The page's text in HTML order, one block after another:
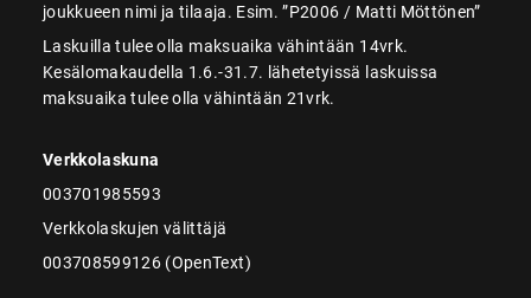
joukkueen nimi ja tilaaja. Esim. ”P2006 / Matti Möttönen”
Laskuilla tulee olla maksuaika vähintään 14vrk.
Kesälomakaudella 1.6.-31.7. lähetetyissä laskuissa
maksuaika tulee olla vähintään 21vrk.
Verkkolaskuna
003701985593
Verkkolaskujen välittäjä
003708599126 (OpenText)